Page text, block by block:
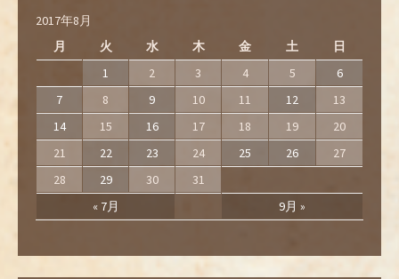
2017年8月
月
火 水 木 金 土 日
« 7月 9月 »
1 2 3 4 5
6
7
8 9 10 11 12
13
14
15 16 17 18 19
20
21
22 23 24 25 26
27
28
29 30 31